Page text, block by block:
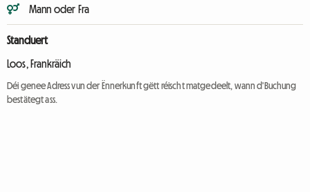
Mann oder Fra
Standuert
Loos, Frankräich
Déi genee Adress vun der Ënnerkunft gëtt réischt matgedeelt, wann d'Buchung
bestätegt ass.